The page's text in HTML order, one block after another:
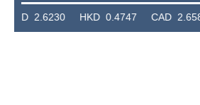
2.6230 HKD 0.4747 CAD